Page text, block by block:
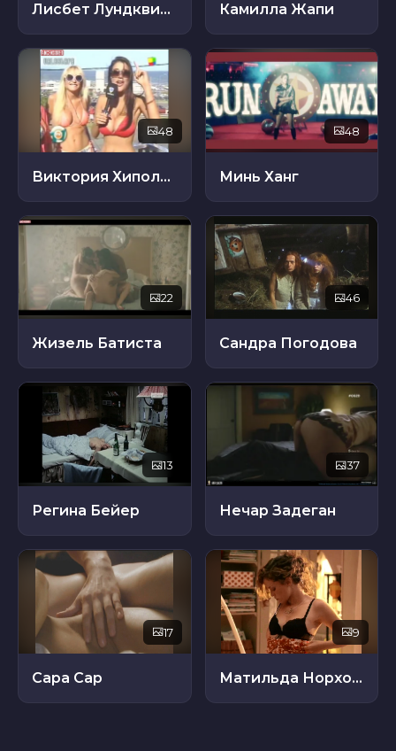
Лисбет Лундквист Камилла Жапи
48
Виктория Хиполитакис
48
Минь Ханг
22
Жизель Батиста
46
Сандра Погодова
13
Регина Бейер
37
Нечар Задеган
17
Сара Сар
9
Матильда Норхольт